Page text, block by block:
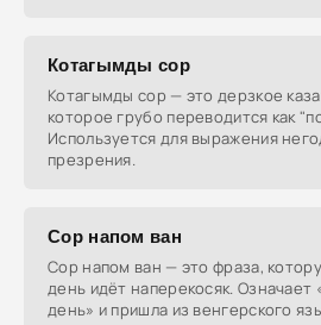
Котагымды сор
Котагымды сор — это дерзкое
которое грубо переводится как
Используется для выражения
презрения.
Сор напом ван
Сор напом ван — это фраза,
день идёт наперекосяк.
день» и пришла из венгерского